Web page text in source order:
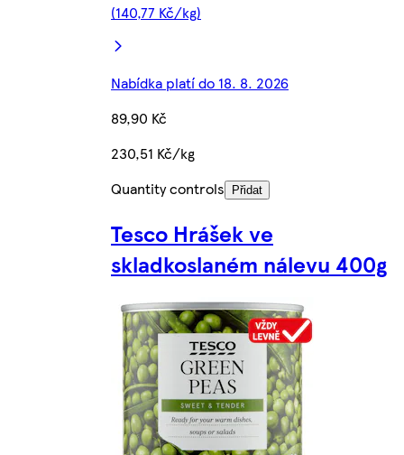
(140,77 Kč/kg)
Nabídka platí do 18. 8. 2026
89,90 Kč
230,51 Kč/kg
Quantity controls
Přidat
Tesco Hrášek ve
skladkoslaném nálevu 400g